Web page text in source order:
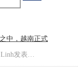
中，越南正式
Linh发表…